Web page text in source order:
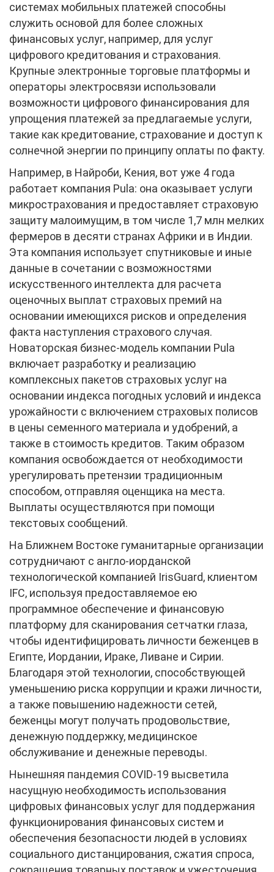
системах мобильных платежей способны
служить основой для более сложных
финансовых услуг, например, для услуг
цифрового кредитования и страхования.
Крупные электронные торговые платформы и
операторы электросвязи использовали
возможности цифрового финансирования для
упрощения платежей за предлагаемые услуги,
такие как кредитование, страхование и доступ к
солнечной энергии по принципу оплаты по факту.
Например, в Найроби, Кения, вот уже 4 года
работает компания Pula: она оказывает услуги
микрострахования и предоставляет страховую
защиту малоимущим, в том числе 1,7 млн мелких
фермеров в десяти странах Африки и в Индии.
Эта компания использует спутниковые и иные
данные в сочетании с возможностями
искусственного интеллекта для расчета
оценочных выплат страховых премий на
основании имеющихся рисков и определения
факта наступления страхового случая.
Новаторская бизнес-модель компании Pula
включает разработку и реализацию
комплексных пакетов страховых услуг на
основании индекса погодных условий и индекса
урожайности с включением страховых полисов
в цены семенного материала и удобрений, а
также в стоимость кредитов. Таким образом
компания освобождается от необходимости
урегулировать претензии традиционным
способом, отправляя оценщика на места.
Выплаты осуществляются при помощи
текстовых сообщений.
На Ближнем Востоке гуманитарные организации
сотрудничают с англо-иорданской
технологической компанией IrisGuard, клиентом
IFC, используя предоставляемое ею
программное обеспечение и финансовую
платформу для сканирования сетчатки глаза,
чтобы идентифицировать личности беженцев в
Египте, Иордании, Ираке, Ливане и Сирии.
Благодаря этой технологии, способствующей
уменьшению риска коррупции и кражи личности,
а также повышению надежности сетей,
беженцы могут получать продовольствие,
денежную поддержку, медицинское
обслуживание и денежные переводы.
Нынешняя пандемия COVID-19 высветила
насущную необходимость использования
цифровых финансовых услуг для поддержания
функционирования финансовых систем и
обеспечения безопасности людей в условиях
социального дистанцирования, сжатия спроса,